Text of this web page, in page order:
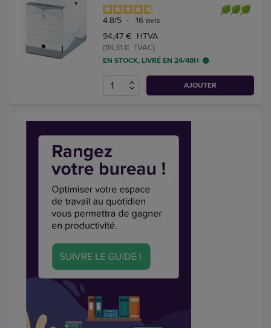
4.8/5 - 16 avis
94,47 € HTVA
(114,31 € TVAC)
EN STOCK, LIVRÉ EN 24/48H
AJOUTER